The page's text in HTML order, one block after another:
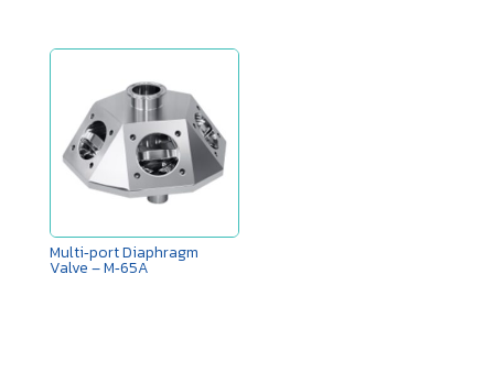
Multi‑port Diaphragm
Valve – M‑65A